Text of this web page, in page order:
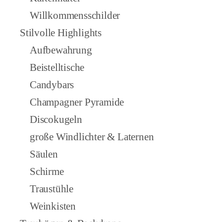
Willkommensschilder
Stilvolle Highlights
Aufbewahrung
Beistelltische
Candybars
Champagner Pyramide
Discokugeln
große Windlichter & Laternen
Säulen
Schirme
Traustühle
Weinkisten